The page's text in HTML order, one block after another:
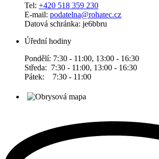
Tel: +420 518 359 230
E-mail: podatelna@rohatec.cz
Datová schránka: je6bbru
Úřední hodiny
Pondělí: 7:30 - 11:00, 13:00 - 16:30
Středa: 7:30 - 11:00, 13:00 - 16:30
Pátek: 7:30 - 11:00